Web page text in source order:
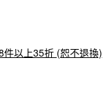
以上35折 (恕不退換)